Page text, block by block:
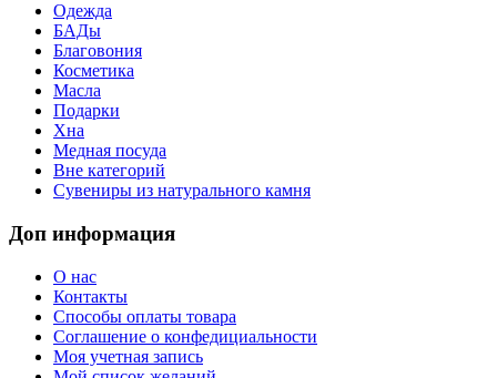
Одежда
БАДы
Благовония
Косметика
Масла
Подарки
Хна
Медная посуда
Вне категорий
Сувениры из натурального камня
Доп информация
О нас
Контакты
Способы оплаты товара
Соглашение о конфедициальности
Моя учетная запись